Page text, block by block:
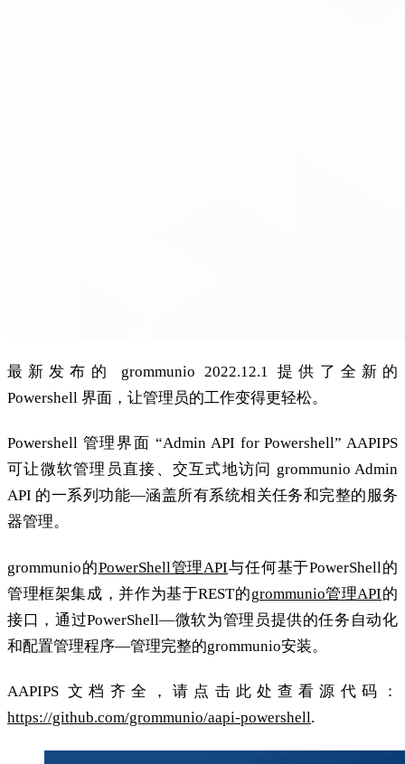
最新发布的 grommunio 2022.12.1 提供了全新的
Powershell 界面，让管理员的工作变得更轻松。
Powershell 管理界面 “Admin API for Powershell” AAPIPS
可让微软管理员直接、交互式地访问 grommunio Admin
API 的一系列功能—涵盖所有系统相关任务和完整的服务
器管理。
grommunio的PowerShell管理API与任何基于PowerShell的
管理框架集成，并作为基于REST的grommunio管理API的
接口，通过PowerShell—微软为管理员提供的任务自动化
和配置管理程序—管理完整的grommunio安装。
AAPIPS 文档齐全，请点击此处查看源代码：
https://github.com/grommunio/aapi-powershell.